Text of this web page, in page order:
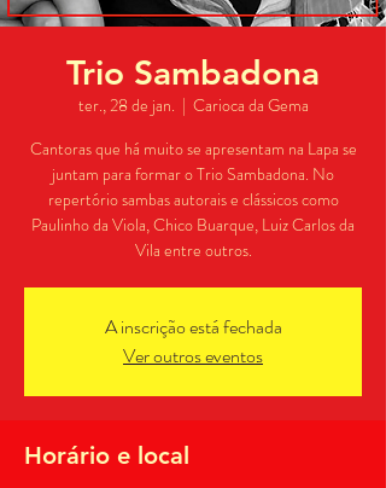
Trio Sambadona
ter., 28 de jan.
  |
Carioca da Gema
Cantoras que há muito se apresentam na Lapa se
juntam para formar o Trio Sambadona. No
repertório sambas autorais e clássicos como
Paulinho da Viola, Chico Buarque, Luiz Carlos da
Vila entre outros.
A inscrição está fechada
Ver outros eventos
Horário e local